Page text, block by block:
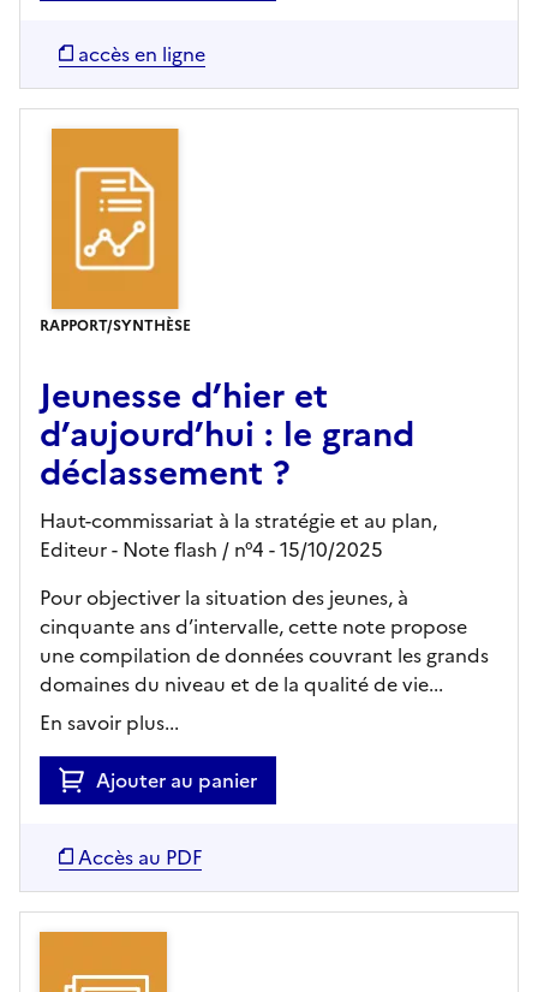
accès en ligne
RAPPORT/SYNTHÈSE
Jeunesse d’hier et
d’aujourd’hui : le grand
déclassement ?
Haut-commissariat à la stratégie et au plan,
Editeur- Note flash / n°4 - 15/10/2025
Pour objectiver la situation des jeunes, à
cinquante ans d’intervalle, cette note propose
une compilation de données couvrant les grands
domaines du niveau et de la qualité de vie...
En savoir plus...
Ajouter au panier
Accès au PDF